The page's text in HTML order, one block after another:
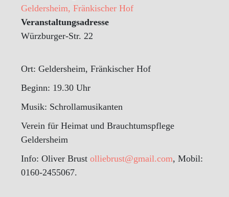
Geldersheim, Fränkischer Hof
Veranstaltungsadresse
Würzburger-Str. 22
Ort: Geldersheim, Fränkischer Hof
Beginn: 19.30 Uhr
Musik: Schrollamusikanten
Verein für Heimat und Brauchtumspflege
Geldersheim
Info: Oliver Brust olliebrust@gmail.com, Mobil:
0160-2455067.